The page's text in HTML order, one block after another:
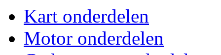
Kart onderdelen
Motor onderdelen